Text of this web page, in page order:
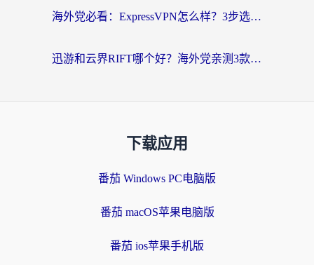
海外党必看：ExpressVPN怎么样？3步选对回国加速器，无缝刷国内剧玩手游
迅游和云界RIFT哪个好？海外党亲测3款回国加速器，教你无缝刷国内剧玩游戏
下载应用
番茄 Windows PC电脑版
番茄 macOS苹果电脑版
番茄 ios苹果手机版